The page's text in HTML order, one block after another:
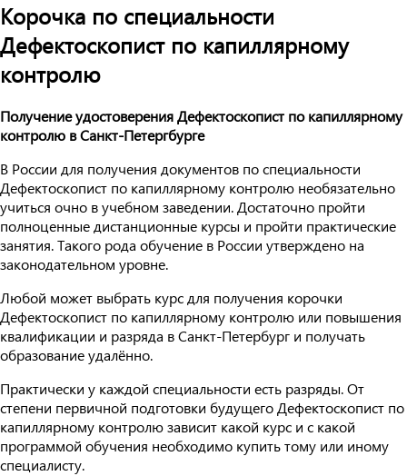
Корочка по специальности
Дефектоскопист по капиллярному
контролю
Получение удостоверения Дефектоскопист по капиллярному
контролю в Санкт-Петергбурге
В России для получения документов по специальности
Дефектоскопист по капиллярному контролю необязательно
учиться очно в учебном заведении. Достаточно пройти
полноценные дистанционные курсы и пройти практические
занятия. Такого рода обучение в России утверждено на
законодательном уровне.
Любой может выбрать курс для получения корочки
Дефектоскопист по капиллярному контролю или повышения
квалификации и разряда в Санкт-Петербург и получать
образование удалённо.
Практически у каждой специальности есть разряды. От
степени первичной подготовки будущего Дефектоскопист по
капиллярному контролю зависит какой курс и с какой
программой обучения необходимо купить тому или иному
специалисту.